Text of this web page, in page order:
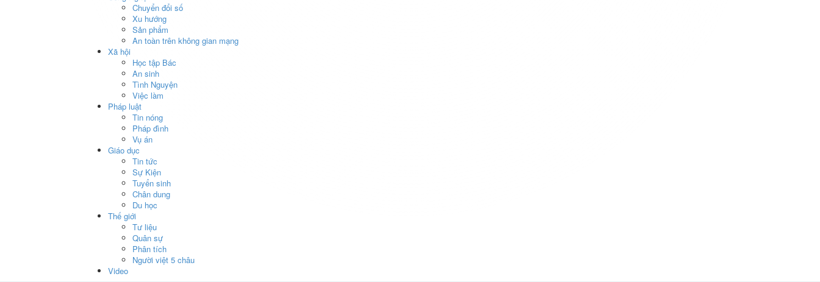
Chuyển đổi số
Xu hướng
Sản phẩm
An toàn trên không gian mạng
Xã hội
Học tập Bác
An sinh
Tình Nguyện
Việc làm
Pháp luật
Tin nóng
Pháp đình
Vụ án
Giáo dục
Tin tức
Sự Kiện
Tuyển sinh
Chân dung
Du học
Thế giới
Tư liệu
Quân sự
Phân tích
Người việt 5 châu
Video